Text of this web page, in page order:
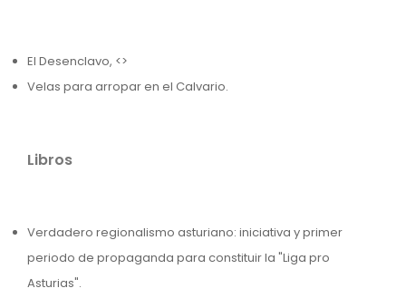
El Desenclavo, <>
Velas para arropar en el Calvario.
Libros
Verdadero regionalismo asturiano: iniciativa y primer
periodo de propaganda para constituir la "Liga pro
Asturias".